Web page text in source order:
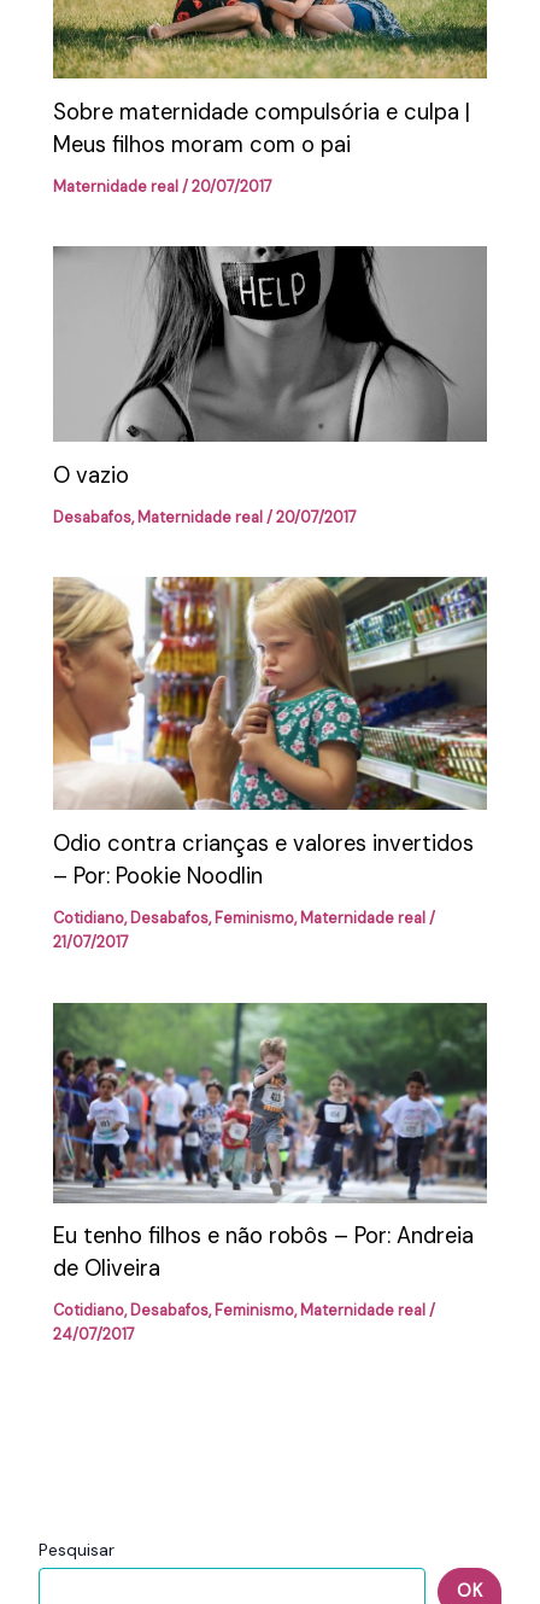
Pesquisar
OK
Sobre maternidade compulsória e culpa |
Meus filhos moram com o pai
Maternidade real/20/07/2017
O vazio
Desabafos,Maternidade real/20/07/2017
Odio contra crianças e valores invertidos
– Por: Pookie Noodlin
Cotidiano,Desabafos,Feminismo,Maternidade real/
21/07/2017
Eu tenho filhos e não robôs – Por: Andreia
de Oliveira
Cotidiano,Desabafos,Feminismo,Maternidade real/
24/07/2017